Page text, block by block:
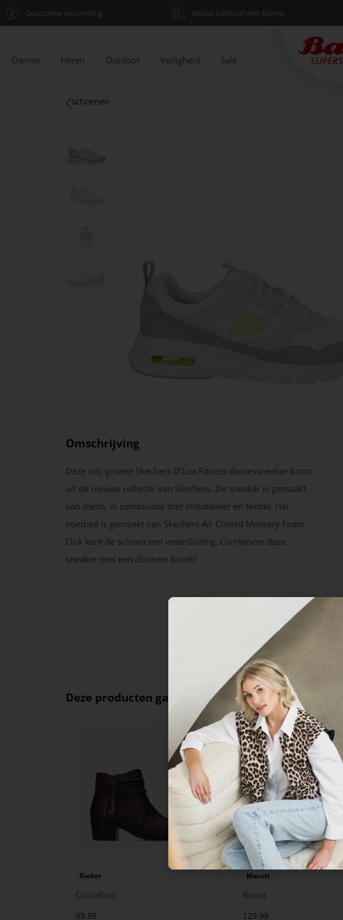
Duurzame verzending Betaal achteraf met Klarna
Dames Heren Outdoor Veiligheid Sale
schoenen
Omschrijving
Deze wit, groene Skechers D’Lux Fitness damessneaker komt
uit de nieuwe collectie van Skechers. De sneaker is gemaakt
van mesh, in combinatie met imitatieleer en textiel. Het
voetbed is gemaakt van Skechers Air Cooled Memory Foam.
Ook kent de schoen een vetersluiting. Combineer deze
sneaker met een donkere broek!
Deze producten ga je leuk vinden
Rieker
Cristallino
99.99
Maruti
Roma
129.99